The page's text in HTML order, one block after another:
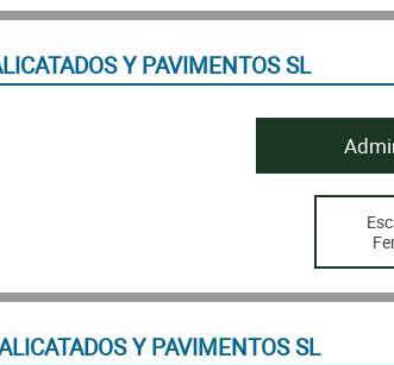
Y PAVIMENTOS SL
Y PAVIMENTOS SL